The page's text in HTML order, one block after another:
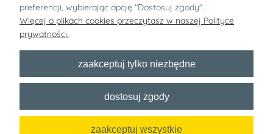
Bezpłatny newsletter
preferencji, wybierając opcję "Dostosuj zgody".
Więcej o plikach cookies przeczytasz w naszej Polityce
prywatności.
zaakceptuj tylko niezbędne
dostosuj zgody
zaakceptuj wszystkie